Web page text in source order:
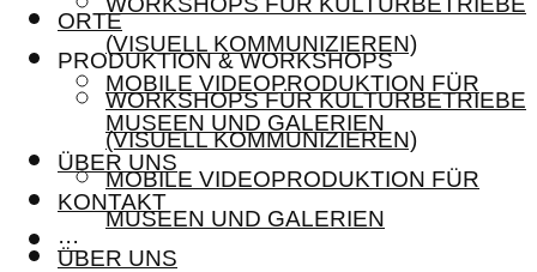
(VISUELL KOMMUNIZIEREN)
MOBILE VIDEOPRODUKTION FÜR
MUSEEN UND GALERIEN
ÜBER UNS
KONTAKT
···
ORTE
PRODUKTION & WORKSHOPS
WORKSHOPS FÜR KULTURBETRIEBE
(VISUELL KOMMUNIZIEREN)
MOBILE VIDEOPRODUKTION FÜR
MUSEEN UND GALERIEN
ÜBER UNS